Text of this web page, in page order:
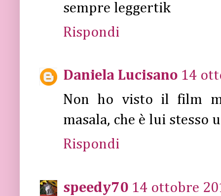
sempre leggertik
Rispondi
Daniela Lucisano 14
Non ho visto il film
masala, che è lui stesso
Rispondi
speedy70 14 ottobre